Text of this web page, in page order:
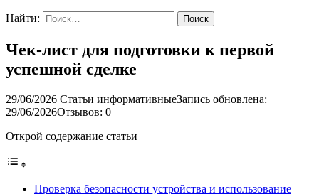
Найти:
Чек-лист для подготовки к первой
успешной сделке
29/06/2026 Статьи информативныеЗапись обновлена:
29/06/2026Отзывов: 0
Открой содержание статьи
Проверка безопасности устройства и использование